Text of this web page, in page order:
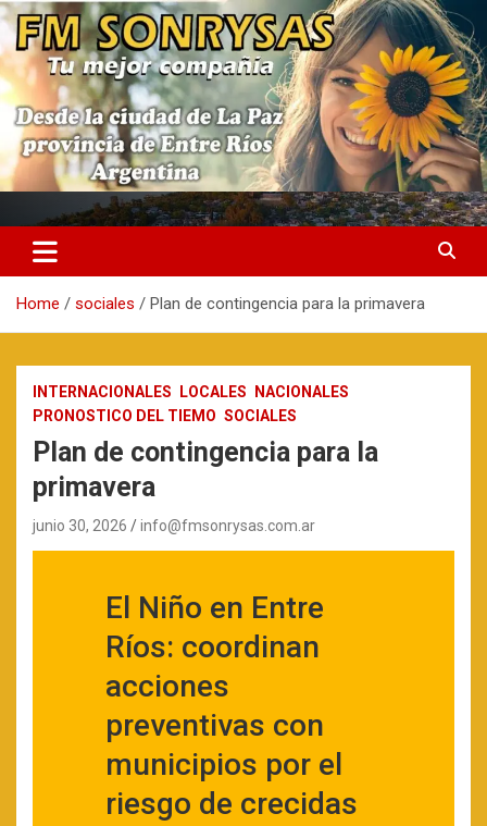
Skip
to
content
fmsonrysas.com.ar
Home sociales Plan de contingencia para la primavera
INTERNACIONALES LOCALES
NACIONALES
PRONOSTICO DEL TIEMO SOCIALES
Plan de contingencia para la
primavera
junio 30, 2026 info@fmsonrysas.com.ar
El Niño en Entre
Ríos: coordinan
acciones
preventivas con
municipios por el
riesgo de crecidas